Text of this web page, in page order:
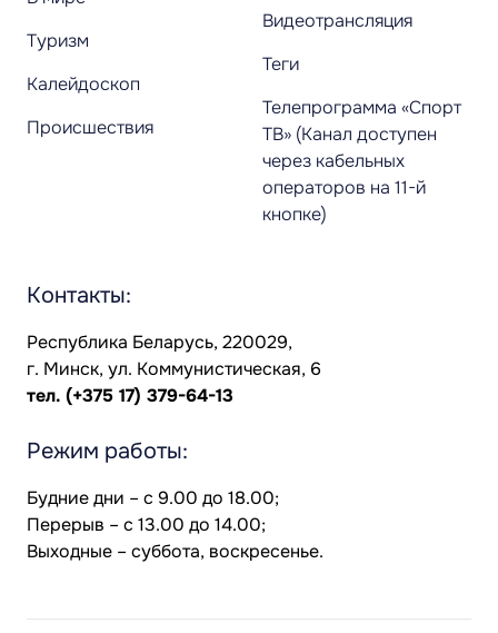
Туризм
Калейдоскоп
Происшествия
Видеотрансляция
Теги
Телепрограмма «Спорт
ТВ» (Канал доступен
через кабельных
операторов на 11-й
кнопке)
Контакты:
Республика Беларусь, 220029,
г. Минск, ул. Коммунистическая, 6
тел. (+375 17) 379-64-13
Режим работы:
Будние дни – с 9.00 до 18.00;
Перерыв – с 13.00 до 14.00;
Выходные – суббота, воскресенье.